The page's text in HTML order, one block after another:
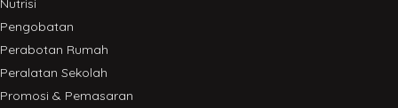
Nutrisi
Pengobatan
Perabotan Rumah
Peralatan Sekolah
Promosi & Pemasaran